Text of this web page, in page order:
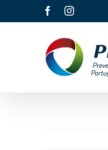
to
FacebookInstagram